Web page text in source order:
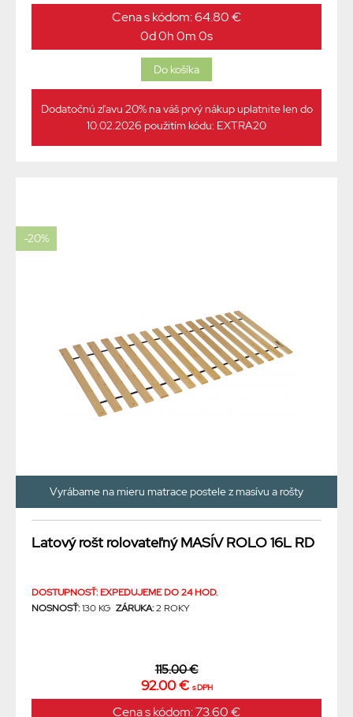
Cena s kódom: 64.80 €
0d 0h 0m 0s
Dodatočnú zľavu 20% na váš prvý nákup uplatnite len do
10.02.2026 použitím kódu: EXTRA20
-20%
Vyrábame na mieru matrace postele z masívu a rošty
Latový rošt rolovateľný MASÍV ROLO 16L RD
DOSTUPNOSŤ: EXPEDUJEME DO 24 HOD.
NOSNOSŤ:130 KG ZÁRUKA:2 ROKY
115.00 €
92.00 € s DPH
Cena s kódom: 73.60 €